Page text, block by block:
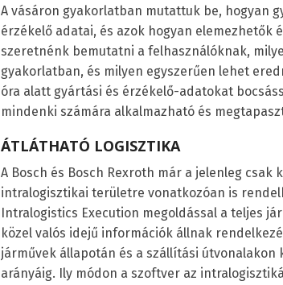
A vásáron gyakorlatban mutattuk be, hogyan
érzékelő adatai, és azok hogyan elemezhetők
szeretnénk bemutatni a felhasználóknak,
gyakorlatban, és milyen egyszerűen lehet
óra alatt gyártási és érzékelő-adatokat
mindenki számára alkalmazható és
ÁTLÁTHATÓ LOGISZTIKA
A Bosch és Bosch Rexroth már a jelenleg csak
intralogisztikai területre vonatkozóan is
Intralogistics Execution megoldással a teljes
közel valós idejű információk állnak
járművek állapotán és a szállítási útvonalakon
arányáig. Ily módon a szoftver az